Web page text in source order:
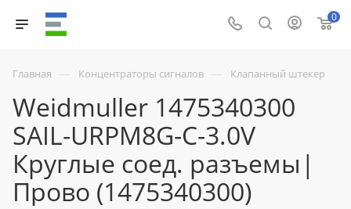
0
Главная — Концентраторы сигналов — Клапанный штекер
Weidmuller 1475340300
SAIL-URPM8G-C-3.0V
Круглые соед. разъемы|
Прово (1475340300)